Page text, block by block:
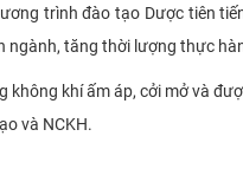
trình đào tạo Dược tiên
ngành, tăng thời lượng thực
không khí ấm áp, cởi mở và
và NCKH.